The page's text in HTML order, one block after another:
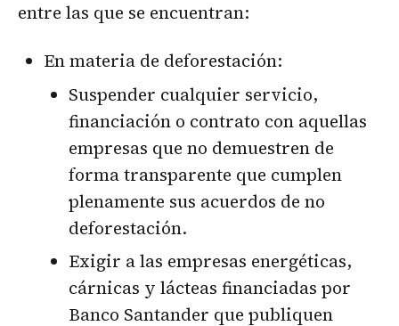
entre las que se encuentran:
En materia de deforestación:
Suspender cualquier servicio,
financiación o contrato con aquellas
empresas que no demuestren de
forma transparente que cumplen
plenamente sus acuerdos de no
deforestación.
Exigir a las empresas energéticas,
cárnicas y lácteas financiadas por
Banco Santander que publiquen